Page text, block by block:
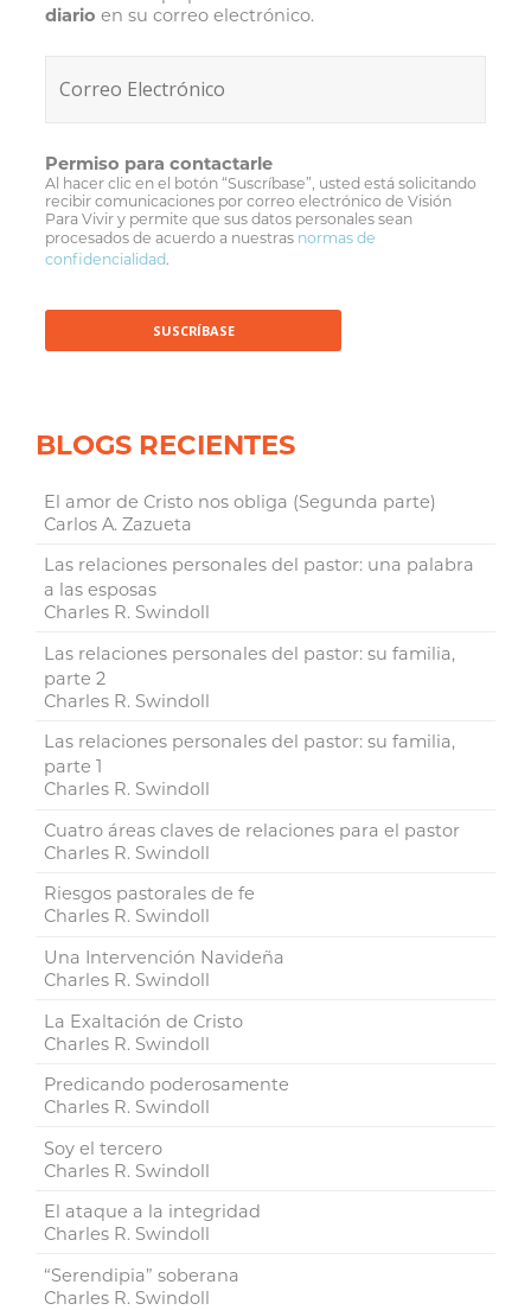
diario en su correo electrónico.
Permiso para contactarle
Al hacer clic en el botón “Suscríbase”, usted está solicitando
recibir comunicaciones por correo electrónico de Visión
Para Vivir y permite que sus datos personales sean
procesados de acuerdo a nuestras normas de
confidencialidad.
BLOGS RECIENTES
El amor de Cristo nos obliga (Segunda parte)
Carlos A. Zazueta
Las relaciones personales del pastor: una palabra
a las esposas
Charles R. Swindoll
Las relaciones personales del pastor: su familia,
parte 2
Charles R. Swindoll
Las relaciones personales del pastor: su familia,
parte 1
Charles R. Swindoll
Cuatro áreas claves de relaciones para el pastor
Charles R. Swindoll
Riesgos pastorales de fe
Charles R. Swindoll
Una Intervención Navideña
Charles R. Swindoll
La Exaltación de Cristo
Charles R. Swindoll
Predicando poderosamente
Charles R. Swindoll
Soy el tercero
Charles R. Swindoll
El ataque a la integridad
Charles R. Swindoll
“Serendipia” soberana
Charles R. Swindoll